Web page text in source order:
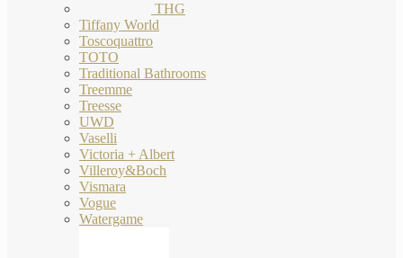
THG
Tiffany World
Toscoquattro
TOTO
Traditional Bathrooms
Treemme
Treesse
UWD
Vaselli
Victoria + Albert
Villeroy&Boch
Vismara
Vogue
Watergame